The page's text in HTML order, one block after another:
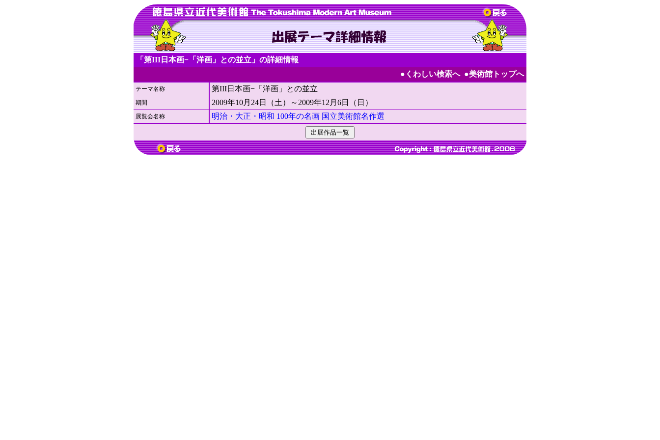
「第III日本画−「洋画」との並立」の詳細情報
●くわしい検索へ ●美術館トップへ
テーマ名称 第III日本画−「洋画」との並立
期間 2009年10月24日（土）～2009年12月6日（日）
展覧会名称 明治・大正・昭和 100年の名画 国立美術館名作選